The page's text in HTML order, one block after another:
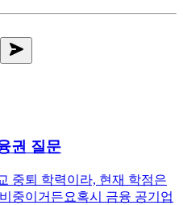
권 질문
중퇴 학력이라, 현재 학점은
중이거든요 ​ 혹시 금융 공기업